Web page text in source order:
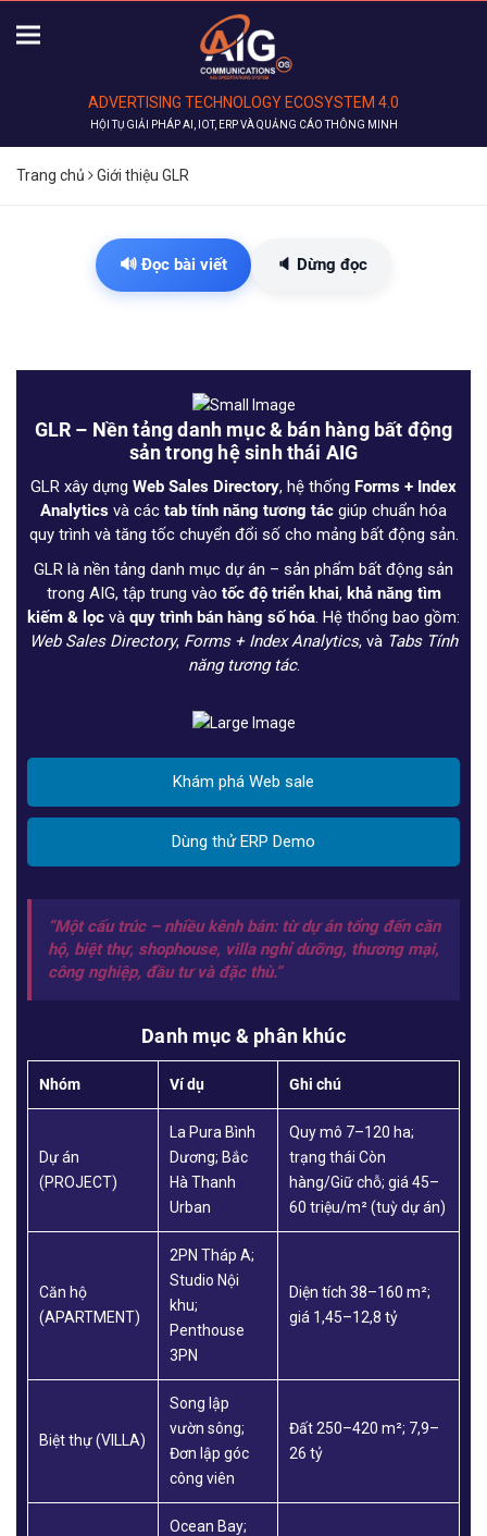
ADVERTISING TECHNOLOGY ECOSYSTEM 4.0
HỘI TỤ GIẢI PHÁP AI, IOT, ERP VÀ QUẢNG CÁO THÔNG MINH
Trang chủ Giới thiệu GLR
🔊 Đọc bài viết 🔈 Dừng đọc
GLR – Nền tảng danh mục & bán hàng bất động
sản trong hệ sinh thái AIG
GLR xây dựng Web Sales Directory, hệ thống Forms + Index
Analytics và các tab tính năng tương tác giúp chuẩn hóa
quy trình và tăng tốc chuyển đổi số cho mảng bất động sản.
GLR là nền tảng danh mục dự án – sản phẩm bất động sản
trong AIG, tập trung vào tốc độ triển khai, khả năng tìm
kiếm & lọc và quy trình bán hàng số hóa. Hệ thống bao gồm:
Web Sales Directory, Forms + Index Analytics, và Tabs Tính
năng tương tác.
Khám phá Web sale
Dùng thử ERP Demo
“Một cấu trúc – nhiều kênh bán: từ dự án tổng đến căn
hộ, biệt thự, shophouse, villa nghỉ dưỡng, thương mại,
công nghiệp, đầu tư và đặc thù.”
Danh mục & phân khúc
Nhóm Ví dụ Ghi chú
Dự án
(PROJECT)
La Pura Bình
Dương; Bắc
Hà Thanh
Urban
Quy mô 7–120 ha;
trạng thái Còn
hàng/Giữ chỗ; giá 45–
60 triệu/m² (tuỳ dự án)
Căn hộ
(APARTMENT)
2PN Tháp A;
Studio Nội
khu;
Penthouse
3PN
Diện tích 38–160 m²;
giá 1,45–12,8 tỷ
Biệt thự (VILLA)
Song lập
vườn sông;
Đơn lập góc
công viên
Đất 250–420 m²; 7,9–
26 tỷ
Ocean Bay;